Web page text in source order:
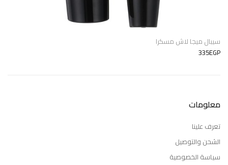
سيبال ميجا لاش مسكرا
335EGP
معلومات
تعرف علينا
الشحن والتوصيل
سياسة الخصوصية